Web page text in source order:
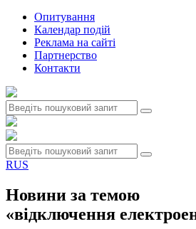
Опитування
Календар подій
Реклама на сайтi
Партнерство
Контакти
RUS
Новини за темою
«відключення